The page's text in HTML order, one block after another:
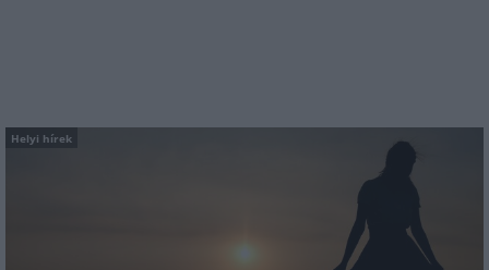
Helyi hírek